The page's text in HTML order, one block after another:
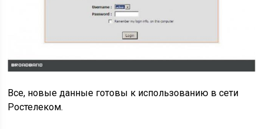
Все, новые данные готовы к использованию в сети
Ростелеком.